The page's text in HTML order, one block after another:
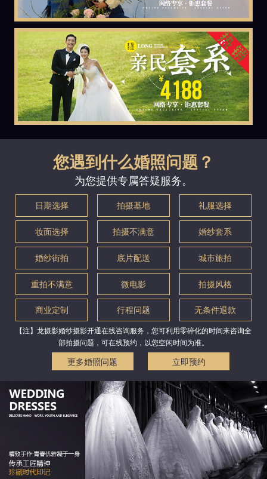
您遇到什么婚照问题？
为您提供专属答疑服务。
日期选择 拍摄基地 礼服选择
妆面选择 拍摄不满意 婚纱套系
婚纱街拍 底片配送 城市旅拍
重拍不满意 微电影 拍摄风格
商业定制 行程问题 无条件退款
【注】龙摄影婚纱摄影开通在线咨询服务，您可利用零碎化的时间来咨询全
部拍摄问题，可在线预约，以您空闲时间为准。
更多婚照问题 立即预约